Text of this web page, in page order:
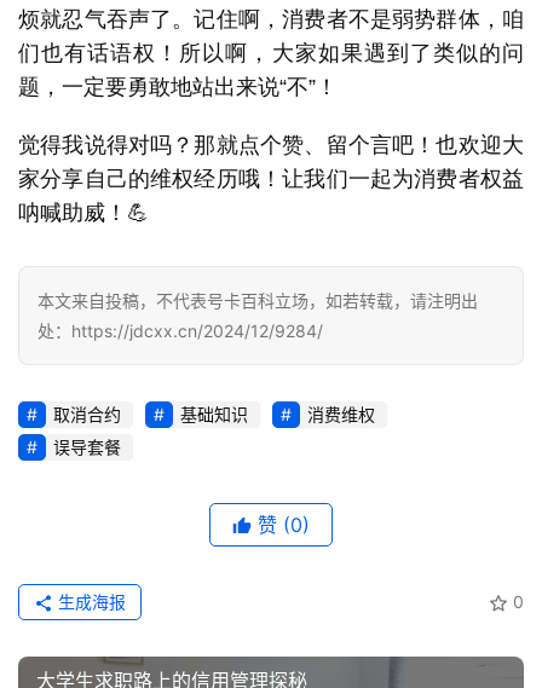
号
卡
百
科
防
诈
知
行
讯
荐
号
登录
烦就忍气吞声了。记住啊，消费者不是弱势群体，咱
们也有话语权！所以啊，大家如果遇到了类似的问
题，一定要勇敢地站出来说“不”！
觉得我说得对吗？那就点个赞、留个言吧！也欢迎大
家分享自己的维权经历哦！让我们一起为消费者权益
呐喊助威！💪
本文来自投稿，不代表号卡百科立场，如若转载，请注明出
处：https://jdcxx.cn/2024/12/9284/
取消合约 基础知识
消费维权
误导套餐
赞 (0)
0
生成海报
大学生求职路上的信用管理探秘